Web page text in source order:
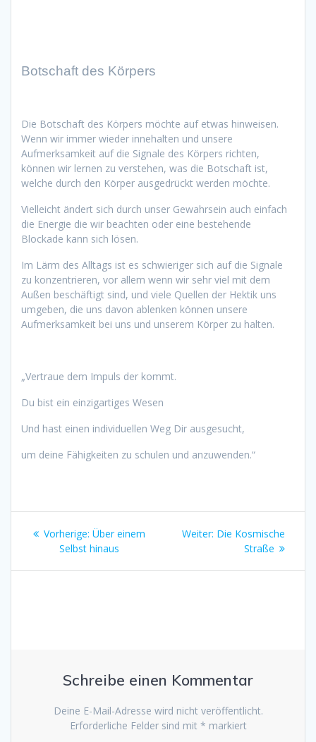
Botschaft des Körpers
Die Botschaft des Körpers möchte auf etwas hinweisen.
Wenn wir immer wieder innehalten und unsere
Aufmerksamkeit auf die Signale des Körpers richten,
können wir lernen zu verstehen, was die Botschaft ist,
welche durch den Körper ausgedrückt werden möchte.
Vielleicht ändert sich durch unser Gewahrsein auch einfach
die Energie die wir beachten oder eine bestehende
Blockade kann sich lösen.
Im Lärm des Alltags ist es schwieriger sich auf die Signale
zu konzentrieren, vor allem wenn wir sehr viel mit dem
Außen beschäftigt sind, und viele Quellen der Hektik uns
umgeben, die uns davon ablenken können unsere
Aufmerksamkeit bei uns und unserem Körper zu halten.
„Vertraue dem Impuls der kommt.
Du bist ein einzigartiges Wesen
Und hast einen individuellen Weg Dir ausgesucht,
um deine Fähigkeiten zu schulen und anzuwenden.“
Beitragsnavigation
Vorherige: Vorheriger
Beitrag:
Über einem
Selbst hinaus
Weiter: Nächster
Beitrag:
Die Kosmische
Straße
Schreibe einen Kommentar
Deine E-Mail-Adresse wird nicht veröffentlicht.
Erforderliche Felder sind mit * markiert